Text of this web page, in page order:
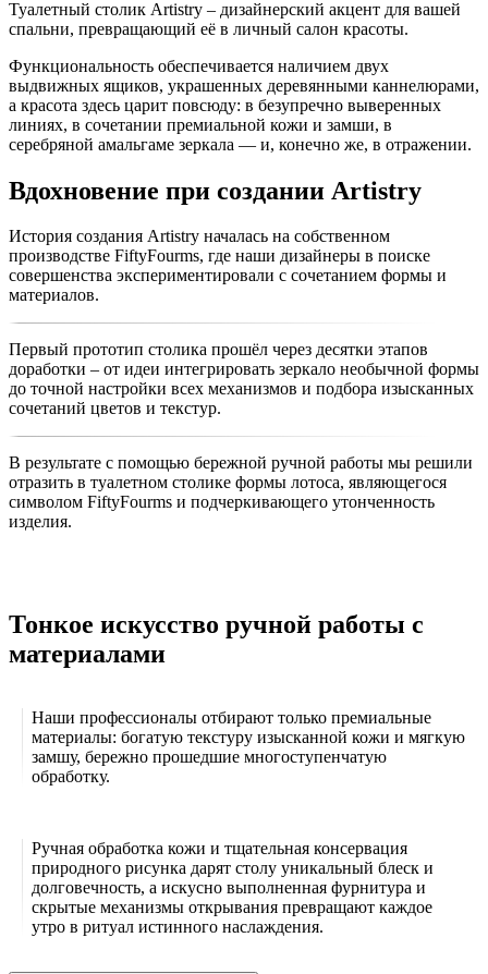
благородном оттенке Chestnut Caramel.
города России, а также страны СНГ. Стоимость доставки
зависит от объема и дальности перевозки и рассчитывается
индивидуально по текущим тарифам транспортной компании.
Туалетный столик Artistry – дизайнерский акцент для вашей
спальни, превращающий её в личный салон красоты.
Функциональность обеспечивается наличием двух
выдвижных ящиков, украшенных деревянными каннелюрами,
а красота здесь царит повсюду: в безупречно выверенных
линиях, в сочетании премиальной кожи и замши, в
серебряной амальгаме зеркала — и, конечно же, в отражении.
Вдохновение при создании Artistry
История создания Artistry началась на собственном
производстве FiftyFourms, где наши дизайнеры в поиске
совершенства экспериментировали с сочетанием формы и
материалов.
Первый прототип столика прошёл через десятки этапов
доработки – от идеи интегрировать зеркало необычной формы
до точной настройки всех механизмов и подбора изысканных
сочетаний цветов и текстур.
В результате с помощью бережной ручной работы мы решили
отразить в туалетном столике формы лотоса, являющегося
символом FiftyFourms и подчеркивающего утонченность
изделия.
Тонкое искусство ручной работы с
материалами
Наши профессионалы отбирают только премиальные
материалы: богатую текстуру изысканной кожи и мягкую
замшу, бережно прошедшие многоступенчатую
обработку.
Ручная обработка кожи и тщательная консервация
природного рисунка дарят столу уникальный блеск и
долговечность, а искусно выполненная фурнитура и
скрытые механизмы открывания превращают каждое
утро в ритуал истинного наслаждения.